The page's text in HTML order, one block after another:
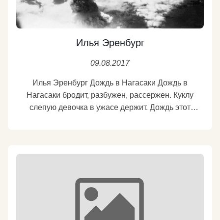
Илья Эренбург
09.08.2017
Илья Эренбург Дождь в Нагасаки Дождь в
Нагасаки бродит, разбужен, рассержен. Куклу
слепую девочка в ужасе держит. Дождь этот
ослепнет девочка завтра, Будет отравой доска для
Рыбы сходят с ума, наземь падают птицы, Голуби
скоро начнут, как вороны, каркать, Будут кусаться и
выть молчальники карпы, Будут вгрызаться в